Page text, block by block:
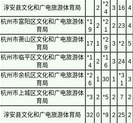
淳安县文化和广电旅游体育局 2
*2
4
3 16 4
杭州市富阳区文化和广电旅游体
育局
*1
9
2
*2
1
2 23 4
杭州市萧山区文化和广电旅游体
育局
17 1
*2
9
3 *2 5
杭州市临平区文化和广电旅游体
育局
*1
4
2
*1
6
3 24 4
杭州市余杭区文化和广电旅游体
育局
*2
6
1 30 1
*3
1
3
杭州市上城区文化和广电旅游体
育局
*3 2 *5 2 7 2
淳安县文化和广电旅游体育局 32 0 *9 2 25 2